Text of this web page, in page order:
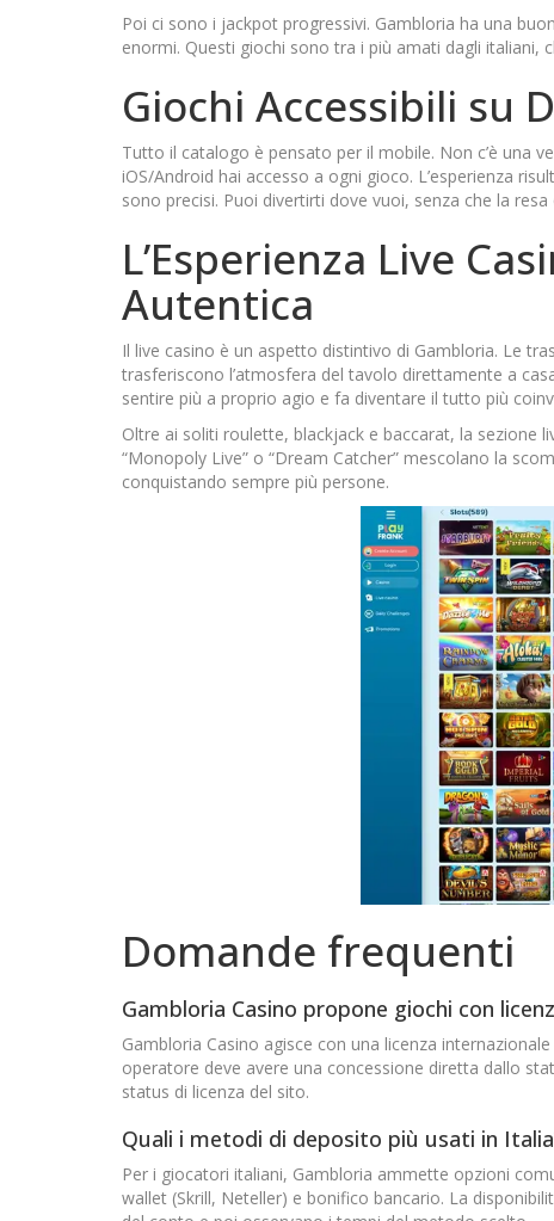
Poi ci sono i jackpot progressivi. Gambloria ha una
enormi. Questi giochi sono tra i più amati dagli
Giochi Accessibili su
Tutto il catalogo è pensato per il mobile. Non c’è una
iOS/Android hai accesso a ogni gioco. L’esperienza
sono precisi. Puoi divertirti dove vuoi, senza che la
L’Esperienza Live
Autentica
Il live casino è un aspetto distintivo di Gambloria. Le
trasferiscono l’atmosfera del tavolo direttamente a
sentire più a proprio agio e fa diventare il tutto più
Oltre ai soliti roulette, blackjack e baccarat, la sezione
“Monopoly Live” o “Dream Catcher” mescolano la
conquistando sempre più persone.
Domande frequenti
Gambloria Casino propone giochi con
Gambloria Casino agisce con una licenza
operatore deve avere una concessione diretta dallo
status di licenza del sito.
Quali i metodi di deposito più usati in
Per i giocatori italiani, Gambloria ammette opzioni
wallet (Skrill, Neteller) e bonifico bancario. La